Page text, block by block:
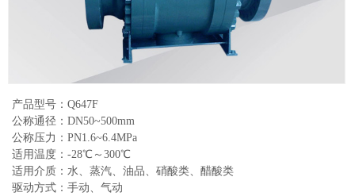
产品型号：Q647F
公称通径：DN50~500mm
公称压力：PN1.6~6.4MPa
适用温度：-28℃～300℃
适用介质：水、蒸汽、油品、硝酸类、醋酸类
驱动方式：手动、气动